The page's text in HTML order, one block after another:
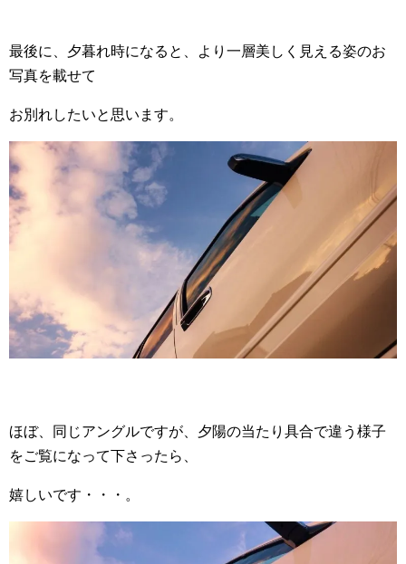
最後に、夕暮れ時になると、より一層美しく見える姿のお
写真を載せて
お別れしたいと思います。
ほぼ、同じアングルですが、夕陽の当たり具合で違う様子
をご覧になって下さったら、
嬉しいです・・・。